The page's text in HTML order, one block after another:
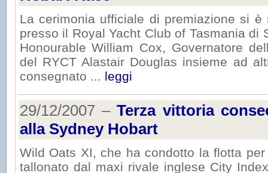
La cerimonia ufficiale di premiazione si
presso il Royal Yacht Club of Tasmania di
Honourable William Cox, Governatore
del RYCT Alastair Douglas insieme ad
consegnato ... leggi
29/12/2007 –Terza vittoria
alla Sydney Hobart
Wild Oats XI, che ha condotto la flotta
tallonato dal maxi rivale inglese City